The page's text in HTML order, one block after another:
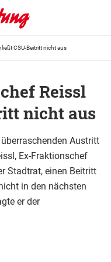
CSU-Beitritt nicht aus
Reissl
nicht aus
Austritt
Ex-Fraktionschef
Stadtrat, einen Beitritt
in den nächsten
er der